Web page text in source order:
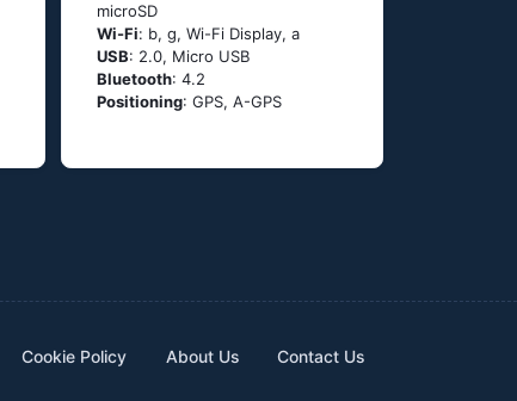
microSD
Wi-Fi: b, g, Wi-Fi Disрlаy, а
USB: 2.0, Micro USB
Bluetooth: 4.2
Positioning: GРS, А-GРS
Cookie Policy About Us Contact Us